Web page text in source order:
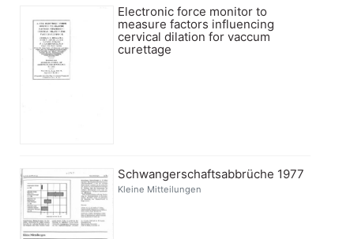
Electronic force monitor to
measure factors influencing
cervical dilation for vaccum
curettage
Schwangerschaftsabbrüche 1977
Kleine Mitteilungen